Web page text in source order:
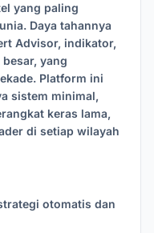
yang paling
Daya tahannya
Advisor, indikator,
yang
Platform ini
sistem minimal,
keras lama,
di setiap wilayah
otomatis dan